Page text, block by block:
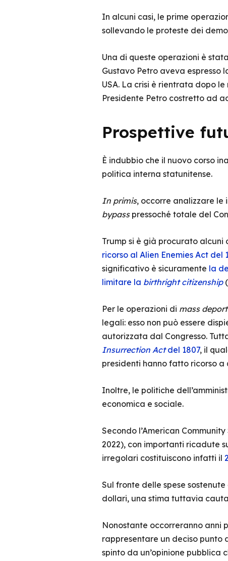
In alcuni casi, le prime
sollevando le proteste dei
Una di queste operazioni è
Gustavo Petro aveva
USA. La crisi è rientrata dopo
Presidente Petro costretto ad
Prospettive
È indubbio che il nuovo corso
politica interna statunitense.
In primis, occorre analizzare le
bypasspressoché totale del
Trump si è già procurato
ricorso al Alien Enemies Act del
significativo è sicuramente la
limitare la birthright citizenship(
Per le operazioni di mass
legali: esso non può essere
autorizzata dal Congresso.
Insurrection Actdel 1807, il
presidenti hanno fatto ricorso a
Inoltre, le politiche
economica e sociale.
Secondo l’American Community
2022), con importanti ricadute
irregolari costituiscono infatti il
Sul fronte delle spese
dollari, una stima tuttavia
Nonostante occorreranno anni
rappresentare un deciso punto
spinto da un’opinione pubblica